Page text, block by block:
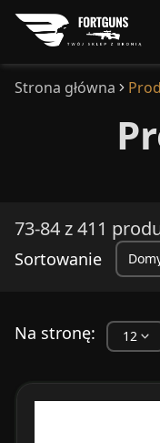
Strona główna
73-84 z 411
Sortowanie
Na stronę: